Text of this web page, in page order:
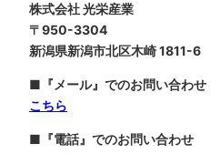
株式会社 光栄産業
〒950-3304
新潟県新潟市北区木崎 1811-6
■『メール』でのお問い合わせ
こちら
■『電話』でのお問い合わせ